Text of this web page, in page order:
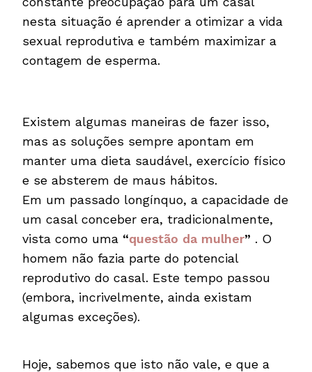
nesta situação é aprender a otimizar a vida
sexual reprodutiva e também maximizar a
contagem de esperma.
Existem algumas maneiras de fazer isso,
mas as soluções sempre apontam em
manter uma dieta saudável, exercício físico
e se absterem de maus hábitos.
Em um passado longínquo, a capacidade de
um casal conceber era, tradicionalmente,
vista como uma “questão da mulher” . O
homem não fazia parte do potencial
reprodutivo do casal. Este tempo passou
(embora, incrivelmente, ainda existam
algumas exceções).
Hoje, sabemos que isto não vale, e que a